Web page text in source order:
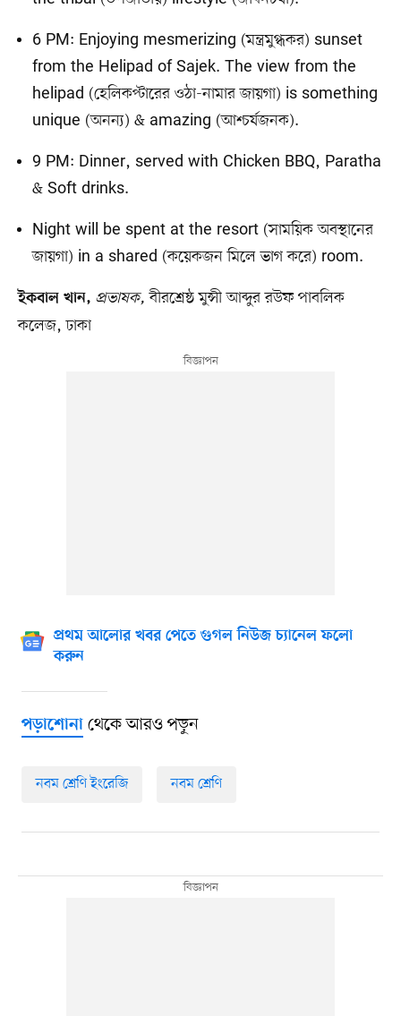
6 PM: Enjoying mesmerizing (মন্ত্রমুগ্ধকর) sunset
from the Helipad of Sajek. The view from the
helipad (হেলিকপ্টারের ওঠা-নামার জায়গা) is something
unique (অনন্য) & amazing (আশ্চর্যজনক).
9 PM: Dinner, served with Chicken BBQ, Paratha
& Soft drinks.
Night will be spent at the resort (সাময়িক অবস্থানের
জায়গা) in a shared (কয়েকজন মিলে ভাগ করে) room.
ইকবাল খান, প্রভাষক, বীরশ্রেষ্ঠ মুন্সী আব্দুর রউফ পাবলিক
কলেজ, ঢাকা
প্রথম আলোর খবর পেতে গুগল নিউজ চ্যানেল ফলো
করুন
পড়াশোনাথেকে আরও পড়ুন
নবম শ্রেণি ইংরেজি নবম শ্রেণি